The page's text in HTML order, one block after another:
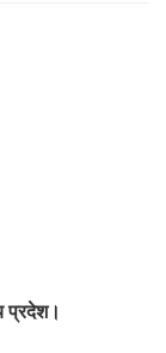
प्रदेश।